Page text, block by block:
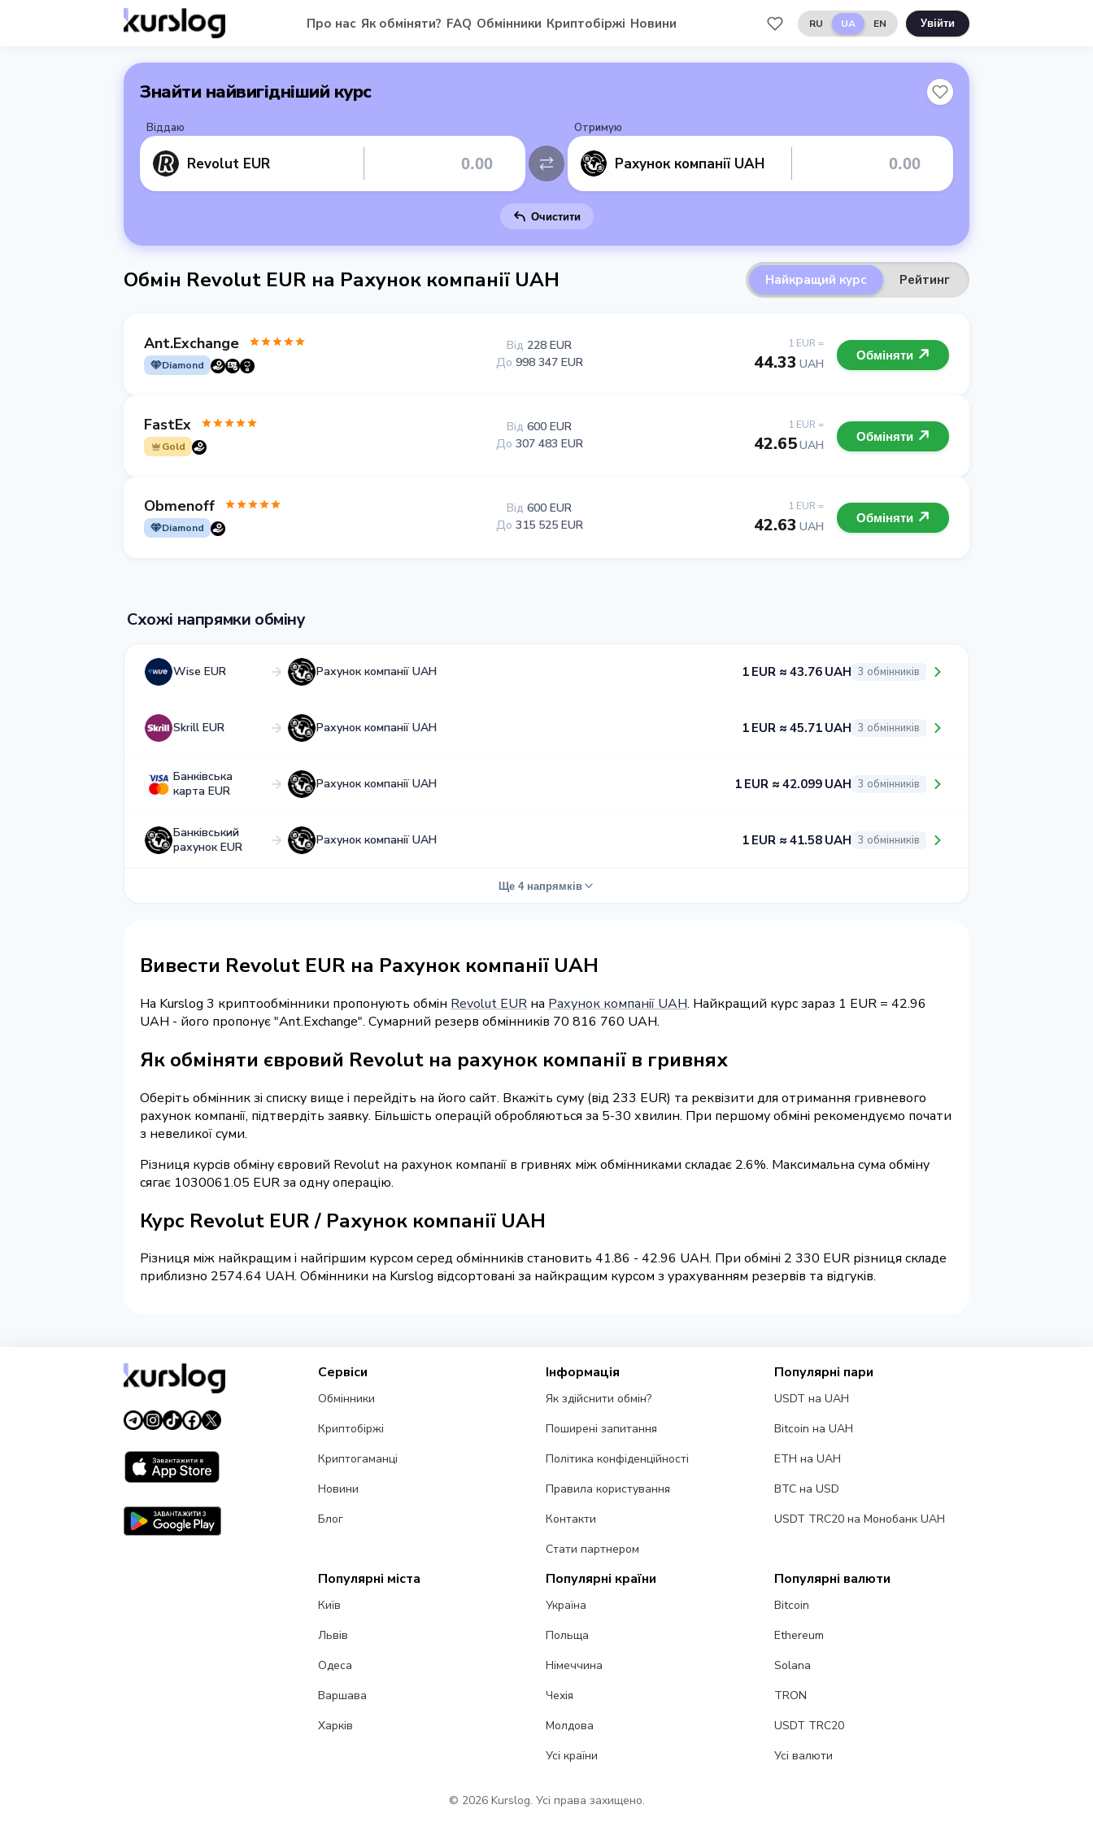
Про нас Як обміняти? FAQ Обмінники Криптобіржі Новини RU UA EN Увійти
Знайти найвигідніший курс
Віддаю
Revolut EUR
Отримую
Рахунок компанії UAH
Очистити
Обмін Revolut EUR на Рахунок компанії UAH Найкращий курс Рейтинг
Ant.Exchange
Diamond
1 EUR =
44.33 UAH
Від 228 EUR
До 998 347 EUR Обміняти
FastEx
Gold
1 EUR =
42.65UAH
Від 600 EUR
До 307 483 EUR Обміняти
Obmenoff
Diamond
1 EUR =
42.63 UAH
Від 600 EUR
До 315 525 EUR Обміняти
Схожі напрямки обміну
Wise EUR Рахунок компанії UAH 1 EUR ≈ 43.76 UAH 3 обмінників
Skrill EUR Рахунок компанії UAH 1 EUR ≈ 45.71 UAH 3 обмінників
Банківська
карта EUR
Рахунок компанії UAH 1 EUR ≈ 42.099 UAH 3 обмінників
Банківський
рахунок EUR
Рахунок компанії UAH 1 EUR ≈ 41.58 UAH 3 обмінників
Ще 4 напрямків
Вивести Revolut EUR на Рахунок компанії UAH
На Kurslog 3 криптообмінники пропонують обмін Revolut EUR на Рахунок компанії UAH. Найкращий курс зараз 1 EUR = 42.96
UAH - його пропонує "Ant.Exchange". Сумарний резерв обмінників 70 816 760 UAH.
Як обміняти євровий Revolut на рахунок компанії в гривнях
Оберіть обмінник зі списку вище і перейдіть на його сайт. Вкажіть суму (від 233 EUR) та реквізити для отримання гривневого
рахунок компанії, підтвердіть заявку. Більшість операцій обробляються за 5-30 хвилин. При першому обміні рекомендуємо почати
з невеликої суми.
Різниця курсів обміну євровий Revolut на рахунок компанії в гривнях між обмінниками складає 2.6%. Максимальна сума обміну
сягає 1030061.05 EUR за одну операцію.
Курс Revolut EUR / Рахунок компанії UAH
Різниця між найкращим і найгіршим курсом серед обмінників становить 41.86 - 42.96 UAH. При обміні 2 330 EUR різниця складе
приблизно 2574.64 UAH. Обмінники на Kurslog відсортовані за найкращим курсом з урахуванням резервів та відгуків.
Сервіси
Обмінники
Криптобіржі
Криптогаманці
Новини
Блог
Інформація
Як здійснити обмін?
Поширені запитання
Політика конфіденційності
Правила користування
Контакти
Стати партнером
Популярні пари
USDT на UAH
Bitcoin на UAH
ETH на UAH
BTC на USD
USDT TRC20 на Монобанк UAH
Популярні міста
Київ
Львів
Одеса
Варшава
Харків
Популярні країни
Україна
Польща
Німеччина
Чехія
Молдова
Усі країни
Популярні валюти
Bitcoin
Ethereum
Solana
TRON
USDT TRC20
Усі валюти
© 2026 Kurslog. Усі права захищено.